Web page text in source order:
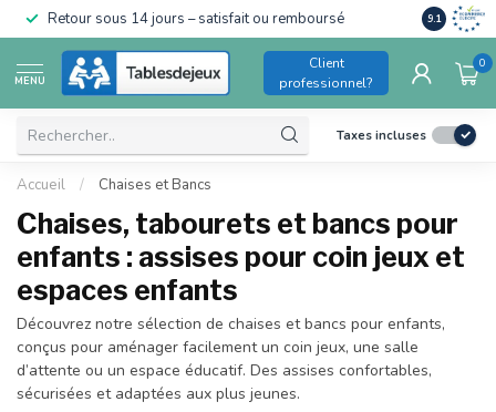
Retour sous 14 jours – satisfait ou remboursé Conforme
pour
9.1
MENU
Client
professionnel?
0
Taxes incluses
Accueil / Chaises et Bancs
Chaises, tabourets et bancs pour
enfants : assises pour coin jeux et
espaces enfants
Découvrez notre sélection de chaises et bancs pour enfants,
conçus pour aménager facilement un coin jeux, une salle
d’attente ou un espace éducatif. Des assises confortables,
sécurisées et adaptées aux plus jeunes.